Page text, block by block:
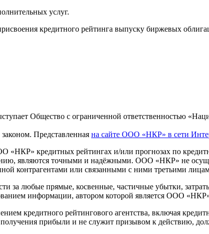
услуг.
кредитного рейтинга выпуску биржевых
Общество с ограниченной ответственностью
Представленная на сайте ООО «НКР» в сети
кредитных рейтингах и/или прогнозах по
являются точными и надёжными. ООО «НКР» не
контрагентами или связанными с ними третьими
за любые прямые, косвенные, частичные убытки,
информации, автором которой является ООО
кредитного рейтингового агентства, включая
прибыли и не служит призывом к действию,